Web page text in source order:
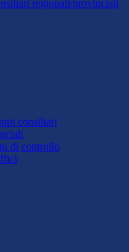
regionali/provinciali
consiliari
di controllo